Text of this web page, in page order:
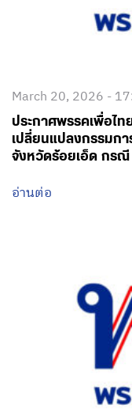
March 20, 2026 -
ประกาศพรรคเพื่อไ
เปลี่ยนแปลงกรรมก
จังหวัดร้อยเอ็ด กร
อ่านต่อ